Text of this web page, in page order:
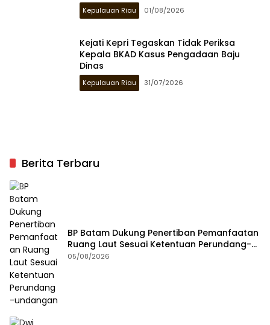
Kepulauan Riau 01/08/2026
Kejati Kepri Tegaskan Tidak Periksa
Kepala BKAD Kasus Pengadaan Baju
Dinas
Kepulauan Riau 31/07/2026
Berita Terbaru
BP Batam Dukung Penertiban Pemanfaatan
Ruang Laut Sesuai Ketentuan Perundang-
undangan
05/08/2026